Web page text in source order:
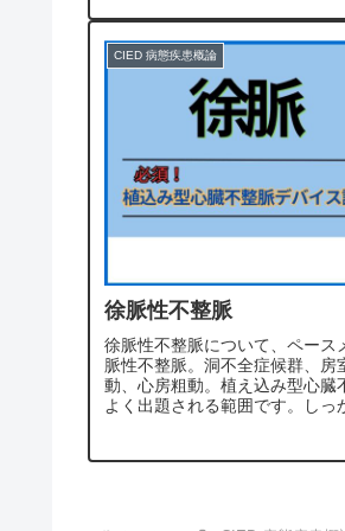
能。原因不明の失神や2016年
塞の診断(AF検出のため)に対し
CIED 病態疾患概論
徐脈性不整脈
徐脈性不整脈について、ペース
脈性不整脈。洞不全症候群、房
動、心房粗動。植え込み型心臓
よく出題される範囲です。しっ